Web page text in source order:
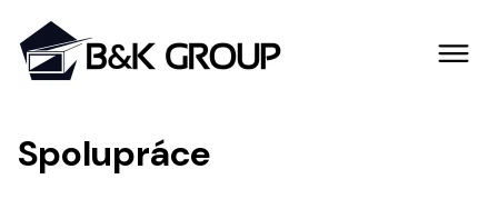
Spolupráce